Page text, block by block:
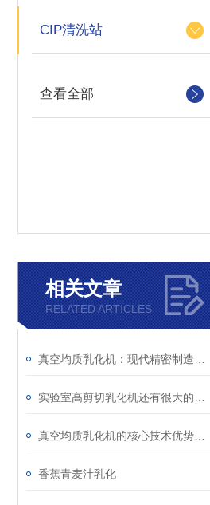
CIP清洗站
查看全部
相关文章
RELATED ARTICLES
香蕉青麦汁乳化